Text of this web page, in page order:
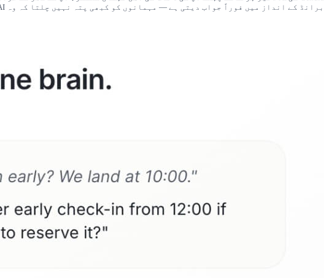
برانڈ کے انداز میں فوراً جواب دیتی ہے — مہمانوں کو کبھی پتہ نہیں چلتا کہ وہ AI سے بات کر رہے ہیں۔